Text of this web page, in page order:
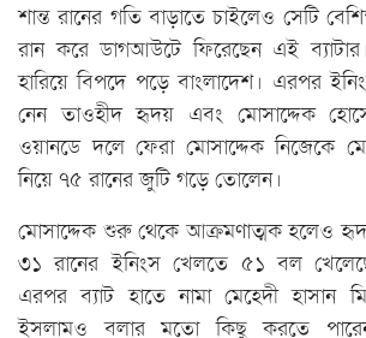
শান্ত রানের গতি বাড়াতে চাইলেও সেটি
রান করে ডাগআউটে ফিরেছেন এই
হারিয়ে বিপদে পড়ে বাংলাদেশ। এরপর
নেন তাওহীদ হৃদয় এবং মোসাদ্দেক
ওয়ানডে দলে ফেরা মোসাদ্দেক নিজেকে
নিয়ে ৭৫ রানের জুটি গড়ে তোলেন।
মোসাদ্দেক শুরু থেকে আক্রমণাত্মক হলেও
৩১ রানের ইনিংস খেলতে ৫১ বল
এরপর ব্যাট হাতে নামা মেহেদী হাসান
ইসলামও বলার মতো কিছু করতে